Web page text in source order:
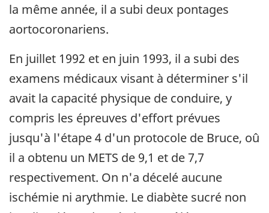
la même année, il a subi deux pontages
aortocoronariens.
En juillet 1992 et en juin 1993, il a subi des
examens médicaux visant à déterminer s'il
avait la capacité physique de conduire, y
compris les épreuves d'effort prévues
jusqu'à l'étape 4 d'un protocole de Bruce, oû
il a obtenu un METS de 9,1 et de 7,7
respectivement. On n'a décelé aucune
ischémie ni arythmie. Le diabète sucré non